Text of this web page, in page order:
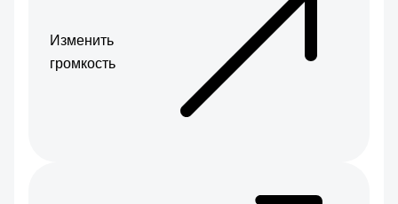
Изменить
громкость